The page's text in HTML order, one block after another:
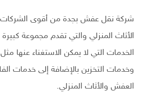
شركة نقل عفش بجدة من أقوى
الأثاث المنزلي والتي تقدم مجموعة
الخدمات التي لا يمكن الاستغناء عنها
وخدمات التخزين بالإضافة إلى خدمات
العفش والأثاث المنزلي.